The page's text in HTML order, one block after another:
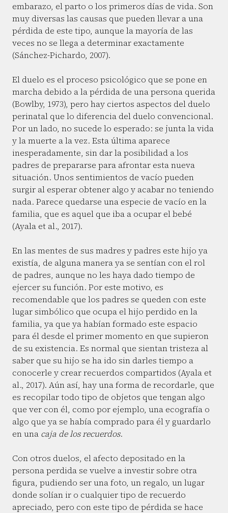
embarazo, el parto o los primeros días de vida. Son
muy diversas las causas que pueden llevar a una
pérdida de este tipo, aunque la mayoría de las
veces no se llega a determinar exactamente
(Sánchez-Pichardo, 2007).
El duelo es el proceso psicológico que se pone en
marcha debido a la pérdida de una persona querida
(Bowlby, 1973), pero hay ciertos aspectos del duelo
perinatal que lo diferencia del duelo convencional.
Por un lado, no sucede lo esperado: se junta la vida
y la muerte a la vez. Esta última aparece
inesperadamente, sin dar la posibilidad a los
padres de prepararse para afrontar esta nueva
situación. Unos sentimientos de vacío pueden
surgir al esperar obtener algo y acabar no teniendo
nada. Parece quedarse una especie de vacío en la
familia, que es aquel que iba a ocupar el bebé
(Ayala et al., 2017).
En las mentes de sus madres y padres este hijo ya
existía, de alguna manera ya se sentían con el rol
de padres, aunque no les haya dado tiempo de
ejercer su función. Por este motivo, es
recomendable que los padres se queden con este
lugar simbólico que ocupa el hijo perdido en la
familia, ya que ya habían formado este espacio
para él desde el primer momento en que supieron
de su existencia. Es normal que sientan tristeza al
saber que su hijo se ha ido sin darles tiempo a
conocerle y crear recuerdos compartidos (Ayala et
al., 2017). Aún así, hay una forma de recordarle, que
es recopilar todo tipo de objetos que tengan algo
que ver con él, como por ejemplo, una ecografía o
algo que ya se había comprado para él y guardarlo
en una caja de los recuerdos.
Con otros duelos, el afecto depositado en la
persona perdida se vuelve a investir sobre otra
figura, pudiendo ser una foto, un regalo, un lugar
donde solían ir o cualquier tipo de recuerdo
apreciado, pero con este tipo de pérdida se hace